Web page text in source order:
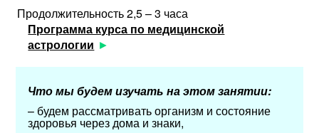
Продолжительность 2,5 – 3 часа
Программа курса по медицинской
астрологии
Что мы будем изучать на этом занятии:
– будем рассматривать организм и состояние
здоровья через дома и знаки,